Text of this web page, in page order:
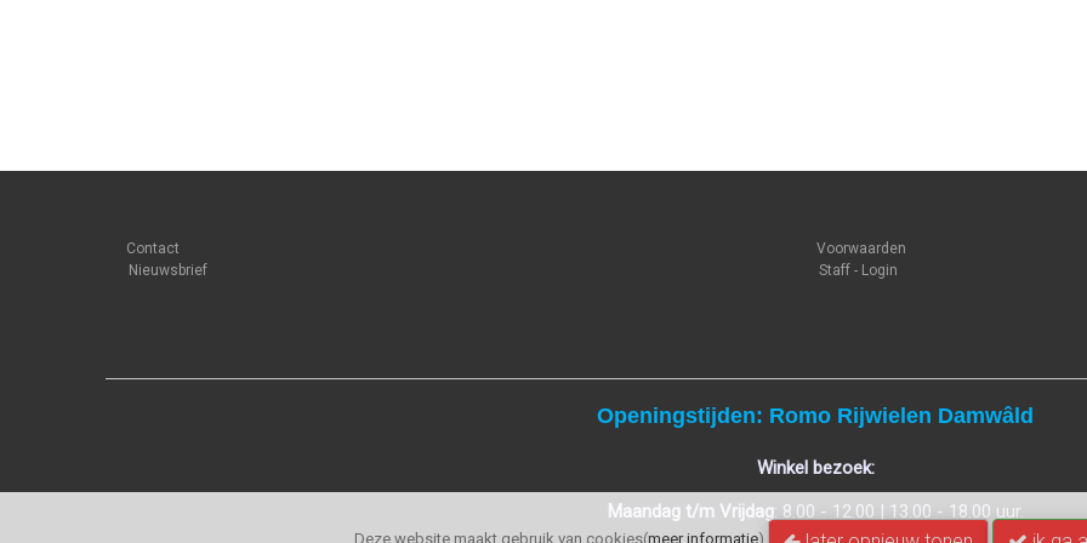
Deze website maakt gebruik van cookies(meer informatie)
Contact
Nieuwsbrief
Voorwaarden
Staff - Login
Openingstijden: Romo Rijwielen Damwâld
Winkel bezoek:
Maandag t/m Vrijdag: 8.00 - 12.00 | 13.00 - 18.00 uur.